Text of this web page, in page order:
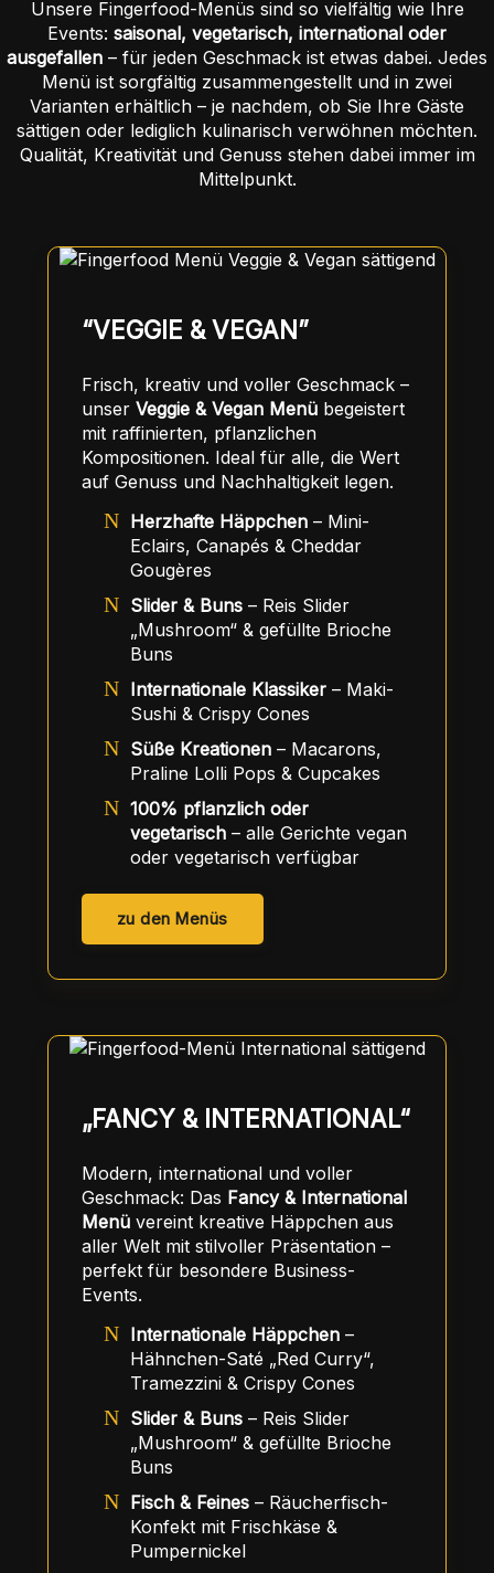
Unsere Fingerfood-Menüs sind so vielfältig wie Ihre
Events: saisonal, vegetarisch, international oder
ausgefallen – für jeden Geschmack ist etwas dabei. Jedes
Menü ist sorgfältig zusammengestellt und in zwei
Varianten erhältlich – je nachdem, ob Sie Ihre Gäste
sättigen oder lediglich kulinarisch verwöhnen möchten.
Qualität, Kreativität und Genuss stehen dabei immer im
Mittelpunkt.
“VEGGIE & VEGAN”
Frisch, kreativ und voller Geschmack –
unser Veggie & Vegan Menübegeistert
mit raffinierten, pflanzlichen
Kompositionen. Ideal für alle, die Wert
auf Genuss und Nachhaltigkeit legen.
Herzhafte Häppchen– Mini-
Eclairs, Canapés & Cheddar
Gougères
Slider & Buns– Reis Slider
„Mushroom“ & gefüllte Brioche
Buns
Internationale Klassiker– Maki-
Sushi & Crispy Cones
Süße Kreationen– Macarons,
Praline Lolli Pops & Cupcakes
100% pflanzlich oder
vegetarisch– alle Gerichte vegan
oder vegetarisch verfügbar
zu den Menüs
„FANCY & INTERNATIONAL“
Modern, international und voller
Geschmack: Das Fancy & International
Menüvereint kreative Häppchen aus
aller Welt mit stilvoller Präsentation –
perfekt für besondere Business-
Events.
Internationale Häppchen–
Hähnchen-Saté „Red Curry“,
Tramezzini & Crispy Cones
Slider & Buns– Reis Slider
„Mushroom“ & gefüllte Brioche
Buns
Fisch & Feines– Räucherfisch-
Konfekt mit Frischkäse &
Pumpernickel